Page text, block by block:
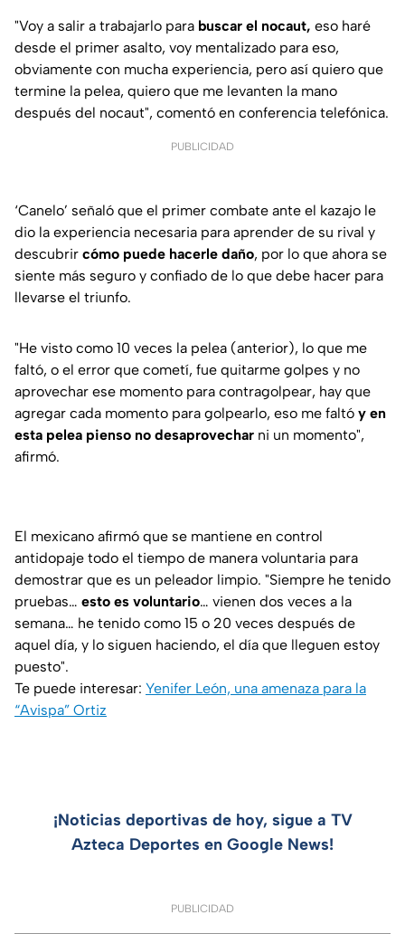
"Voy a salir a trabajarlo para buscar el nocaut, eso haré
desde el primer asalto, voy mentalizado para eso,
obviamente con mucha experiencia, pero así quiero que
termine la pelea, quiero que me levanten la mano
después del nocaut", comentó en conferencia telefónica.
PUBLICIDAD
‘Canelo’ señaló que el primer combate ante el kazajo le
dio la experiencia necesaria para aprender de su rival y
descubrir cómo puede hacerle daño, por lo que ahora se
siente más seguro y confiado de lo que debe hacer para
llevarse el triunfo.
"He visto como 10 veces la pelea (anterior), lo que me
faltó, o el error que cometí, fue quitarme golpes y no
aprovechar ese momento para contragolpear, hay que
agregar cada momento para golpearlo, eso me faltó y en
esta pelea pienso no desaprovechar ni un momento",
afirmó.
El mexicano afirmó que se mantiene en control
antidopaje todo el tiempo de manera voluntaria para
demostrar que es un peleador limpio. "Siempre he tenido
pruebas… esto es voluntario… vienen dos veces a la
semana… he tenido como 15 o 20 veces después de
aquel día, y lo siguen haciendo, el día que lleguen estoy
puesto".
Te puede interesar: Yenifer León, una amenaza para la
“Avispa” Ortiz
¡Noticias deportivas de hoy, sigue a TV
Azteca Deportes en Google News!
PUBLICIDAD